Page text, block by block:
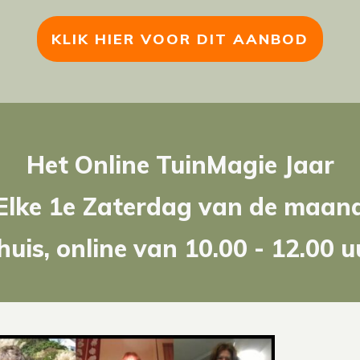
KLIK HIER VOOR DIT AANBOD
Het Online TuinMagie Jaar
1e Zaterdag van de
online van 10.00 - 12.00